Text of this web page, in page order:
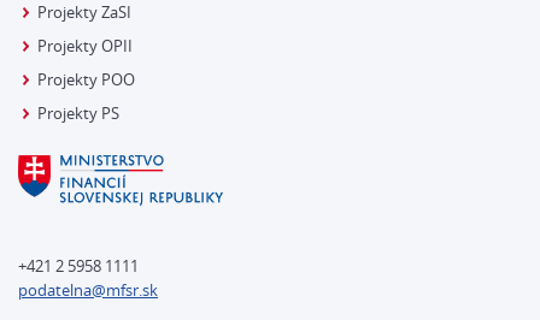
Projekty ZaSI
Projekty OPII
Projekty POO
Projekty PS
+421 2 5958 1111
podatelna@mfsr.sk